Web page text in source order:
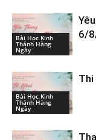
Bài Học Kinh
Thánh Hàng
Ngày
6/
Bài Học Kinh
Thánh Hàng
Ngày
Thi